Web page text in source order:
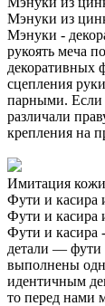
Мэнуки из
Мэнуки -
рукоять меча
декоративных
сцепления
парными. Если
различали
крепления на
Имитация кожи
Фути и касира
Фути и касира
Фути и касира
детали — фути
выполнены
идентичным
то перед нами